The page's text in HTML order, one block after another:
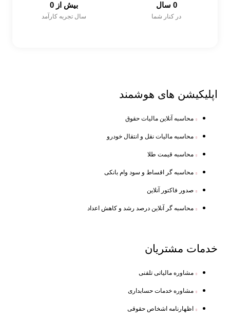
در کنار شما
0
سال تجربه کارآمد
بیش از 0
اپلیکیشن های هوشمند
محاسبه آنلاین مالیات حقوق
محاسبه مالیات نقل و انتقال خودرو
محاسبه قیمت طلا
محاسبه گر اقساط و سود وام بانکی
صدور فاکتور آنلاین
محاسبه گر آنلاین درصد رشد و کاهش اعداد
خدمات مشتریان
مشاوره مالیاتی تلفنی
مشاوره خدمات حسابداری
اظهارنامه اشخاص حقوقی